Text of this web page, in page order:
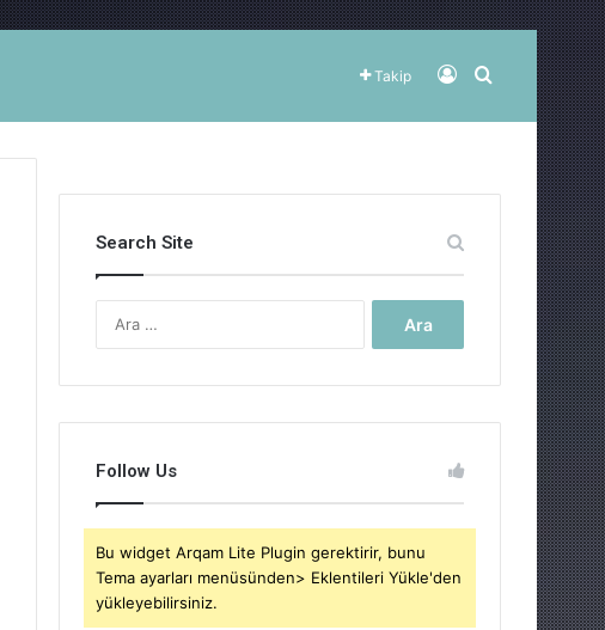
Takip Kayıt OlArama yap
Search Site
Follow Us
Bu widget Arqam Lite Plugin gerektirir, bunu
Tema ayarları menüsünden> Eklentileri Yükle'den
yükleyebilirsiniz.